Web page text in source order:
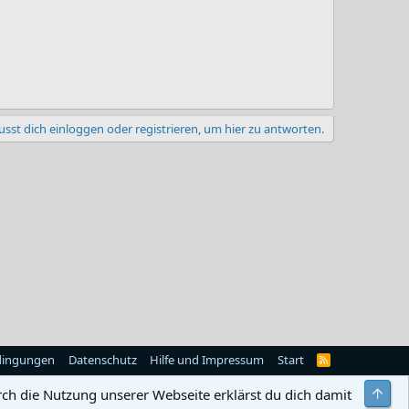
dich einloggen oder registrieren, um hier zu antworten.
Datenschutz Hilfe und Impressum Start
R
die Nutzung unserer Webseite erklärst du dich damit